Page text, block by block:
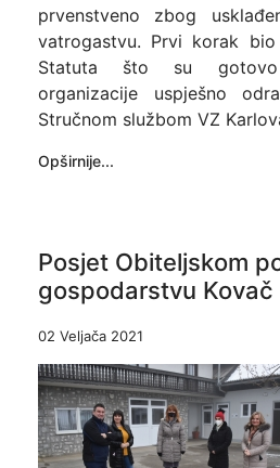
prvenstveno zbog
vatrogastvu. Prvi korak
Statuta što su
organizacije uspješno
Stručnom službom VZ
Opširnije...
Posjet Obiteljskom
gospodarstvu Kovač
02 Veljača 2021